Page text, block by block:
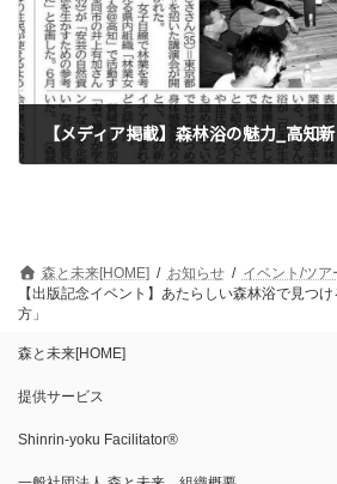
【メディア掲載】森林浴の魅力_高知
森と未来[HOME] お知らせ
イベント/ツア
【出版記念イベント】あたらしい森林浴で見つ
方」
森と未来[HOME]
提供サービス
Shinrin-yoku Facilitator®︎